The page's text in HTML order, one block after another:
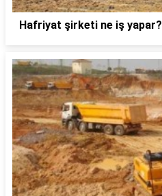
Hafriyat şirketi ne iş yapar?